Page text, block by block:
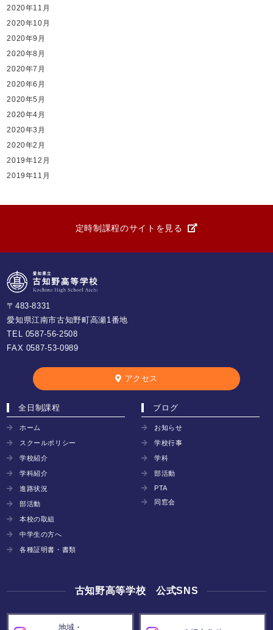
2020年11月
2020年10月
2020年9月
2020年8月
2020年7月
2020年6月
2020年5月
2020年4月
2020年3月
2020年2月
2019年12月
2019年11月
定時制課程のサイトを見る
〒483-8331
愛知県江南市古知野町高瀬1番地
TEL 0587-56-2508
FAX 0587-53-0989
アクセス
全日制課程
ホーム
スクールポリシー
学校紹介
学科紹介
進路状況
部活動
本校の取組
中学生の方へ
各種証明書・書類
ブログ
お知らせ
学校行事
学科
部活動
PTA
同窓会
古知野高等学校 公式SNS
地域・